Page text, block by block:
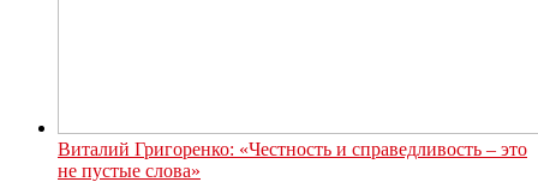
Виталий Григоренко: «Честность и справедливость – это
не пустые слова»